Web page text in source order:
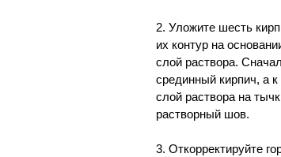
2. Уложите шесть
их контур на
слой раствора.
срединный кирпич, а
слой раствора на
растворный шов.
3. Откорректируйте